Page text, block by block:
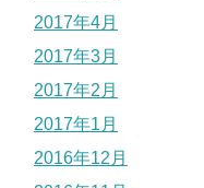
2017年4月
2017年3月
2017年2月
2017年1月
2016年12月